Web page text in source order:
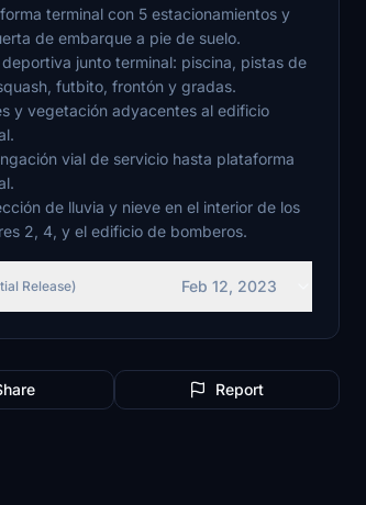
terminal con 5 estacionamientos y
de embarque a pie de suelo.
junto terminal: piscina, pistas de
futbito, frontón y gradas.
y vegetación adyacentes al edificio
vial de servicio hasta plataforma
de lluvia y nieve en el interior de los
2, 4, y el edificio de bomberos.
Release) Feb 12, 2023
Report